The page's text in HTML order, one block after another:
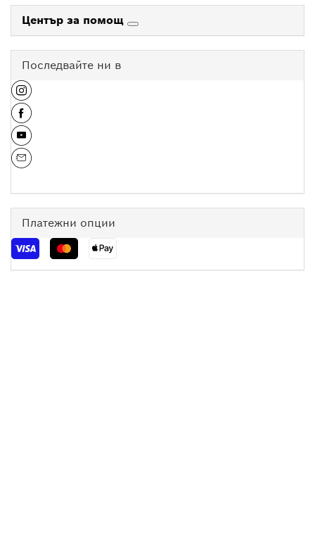
Център за помощ
Последвайте ни в
Платежни опции